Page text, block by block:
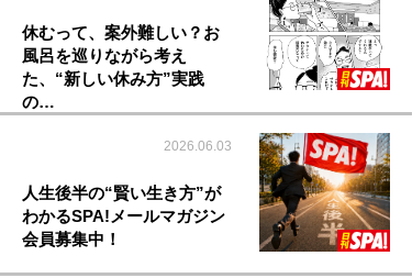
休むって、案外難しい？お
風呂を巡りながら考え
た、“新しい休み方”実践
の…
2026.06.03
人生後半の“賢い生き方”が
わかるSPA!メールマガジン
会員募集中！